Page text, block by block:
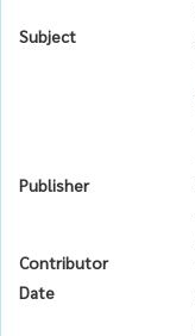
Subject
Publisher
Contributor
Date